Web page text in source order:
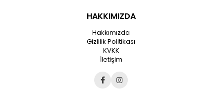
HAKKIMIZDA
Hakkımızda
Gizlilik Politikası
KVKK
İletişim